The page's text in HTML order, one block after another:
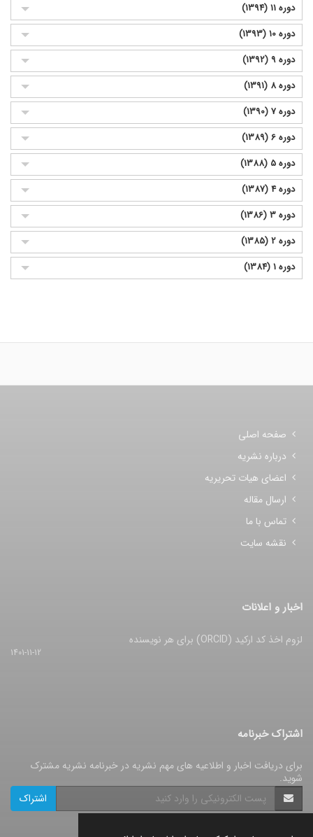
دوره 11 (1394)
دوره 10 (1393)
دوره 9 (1392)
دوره 8 (1391)
دوره 7 (1390)
دوره 6 (1389)
دوره 5 (1388)
دوره 4 (1387)
دوره 3 (1386)
دوره 2 (1385)
دوره 1 (1384)
صفحه اصلی
درباره نشریه
اعضای هیات تحریریه
ارسال مقاله
تماس با ما
نقشه سایت
اخبار و اعلانات
لزوم اخذ کد ارکید (ORCID) برای هر نویسنده
1401-11-12
اشتراک خبرنامه
برای دریافت اخبار و اطلاعیه های مهم نشریه در خبرنامه نشریه مشترک
شوید.
اشتراک